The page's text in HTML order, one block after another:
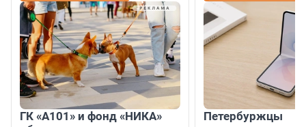
ГК «А101» и фонд «НИКА»
Петербуржцы